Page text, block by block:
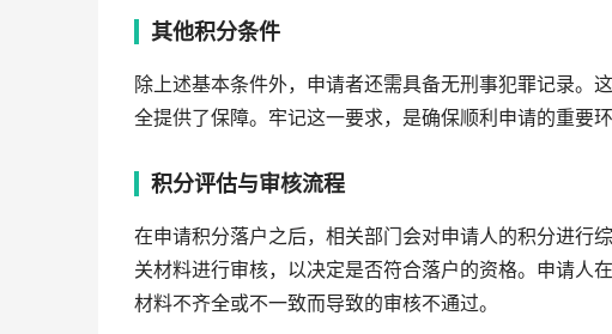
其他积分条件
除上述基本条件外，申请者还需具备无刑事犯罪记录。
全提供了保障。牢记这一要求，是确保顺利申请的重要环
积分评估与审核流程
在申请积分落户之后，相关部门会对申请人的积分进行
关材料进行审核，以决定是否符合落户的资格。申请人
材料不齐全或不一致而导致的审核不通过。